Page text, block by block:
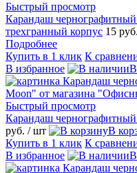
Быстрый просмотр
Карандаш
трехгранный корпус 15 руб.
Подробнее
Купить в 1 клик К
В избранное
Быстрый просмотр
Карандаш
руб. / шт В
Купить в 1 клик К
В избранное